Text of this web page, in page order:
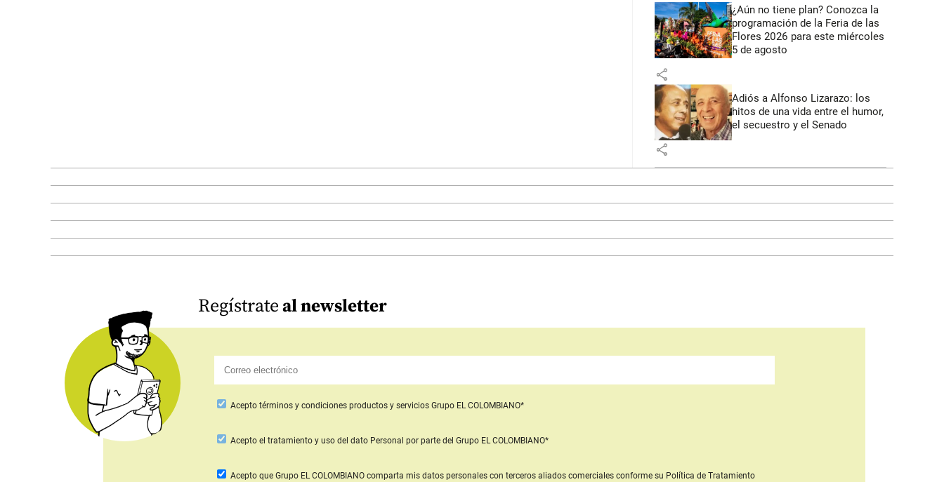
¿Aún no tiene plan? Conozca la
programación de la Feria de las
Flores 2026 para este miércoles
5 de agosto
share
Adiós a Alfonso Lizarazo: los
hitos de una vida entre el humor,
el secuestro y el Senado
share
Regístrateal newsletter
Acepto términos y condiciones productos y servicios Grupo EL COLOMBIANO*
Aceptoel tratamiento y uso del dato Personal por parte del Grupo EL COLOMBIANO*
Acepto que Grupo EL COLOMBIANO comparta mis datos personales con terceros aliados comercialesconforme su Política de Tratamiento